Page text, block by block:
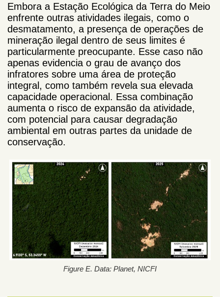
Embora a Estação Ecológica da Terra do Meio
enfrente outras atividades ilegais, como o
desmatamento, a presença de operações de
mineração ilegal dentro de seus limites é
particularmente preocupante. Esse caso não
apenas evidencia o grau de avanço dos
infratores sobre uma área de proteção
integral, como também revela sua elevada
capacidade operacional. Essa combinação
aumenta o risco de expansão da atividade,
com potencial para causar degradação
ambiental em outras partes da unidade de
conservação.
Figure E. Data: Planet, NICFI